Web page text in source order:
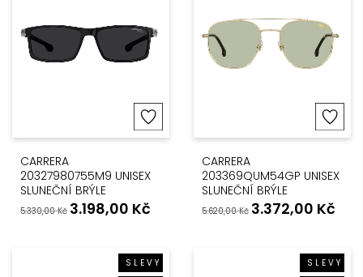
CARRERA
20327980755M9 UNISEX
SLUNEČNÍ BRÝLE
5.330,00Kč 3.198,00 Kč
CARRERA
203369QUM54GP UNISEX
SLUNEČNÍ BRÝLE
5.620,00Kč 3.372,00 Kč
SLEVY
SLEVY